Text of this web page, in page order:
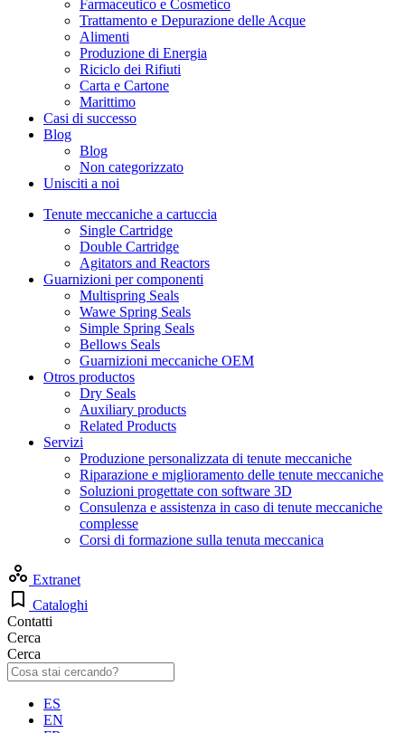
Farmaceutico e Cosmetico
Trattamento e Depurazione delle Acque
Alimenti
Produzione di Energia
Riciclo dei Rifiuti
Carta e Cartone
Marittimo
Casi di successo
Blog
Blog
Non categorizzato
Unisciti a noi
Tenute meccaniche a cartuccia
Single Cartridge
Double Cartridge
Agitators and Reactors
Guarnizioni per componenti
Multispring Seals
Wawe Spring Seals
Simple Spring Seals
Bellows Seals
Guarnizioni meccaniche OEM
Otros productos
Dry Seals
Auxiliary products
Related Products
Servizi
Produzione personalizzata di tenute meccaniche
Riparazione e miglioramento delle tenute meccaniche
Soluzioni progettate con software 3D
Consulenza e assistenza in caso di tenute meccaniche
complesse
Corsi di formazione sulla tenuta meccanica
Extranet
Cataloghi
Contatti
Cerca
Cerca
ES
EN